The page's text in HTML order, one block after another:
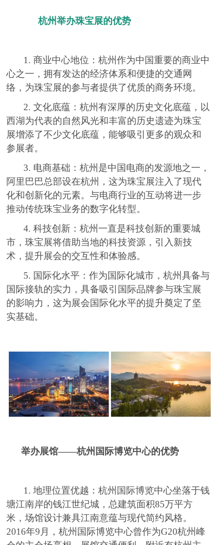
杭州举办珠宝展的优势
1. 商业中心地位：杭州作为中国重要的商业中
心之一，拥有发达的经济体系和便捷的交通网
络，为珠宝展的参与者提供了优质的商务环境。
2. 文化底蕴：杭州有深厚的历史文化底蕴，以
西湖为代表的自然风光和丰富的历史遗迹为珠宝
展增添了不少文化底蕴，能够吸引更多的观众和
参展者。
3. 电商基础：杭州是中国电商的发源地之一，
阿里巴巴总部设在杭州，这为珠宝展注入了现代
化和创新化的元素。与电商行业的互动将进一步
推动传统珠宝业务的数字化转型。
4. 科技创新：杭州一直是科技创新的重要城
市，珠宝展将借助当地的科技资源，引入新技
术，提升展会的交互性和体验感。
5. 国际化水平：作为国际化城市，杭州具备与
国际接轨的实力，具备吸引国际品牌参与珠宝展
的影响力，这为展会国际化水平的提升奠定了坚
实基础。
举办展馆——杭州国际博览中心的优势
1. 地理位置优越：杭州国际博览中心坐落于钱
塘江南岸的钱江世纪城，总建筑面积85万平方
米，场馆设计兼具江南意蕴与现代简约风格。
2016年9月，杭州国际博览中心曾作为G20杭州峰